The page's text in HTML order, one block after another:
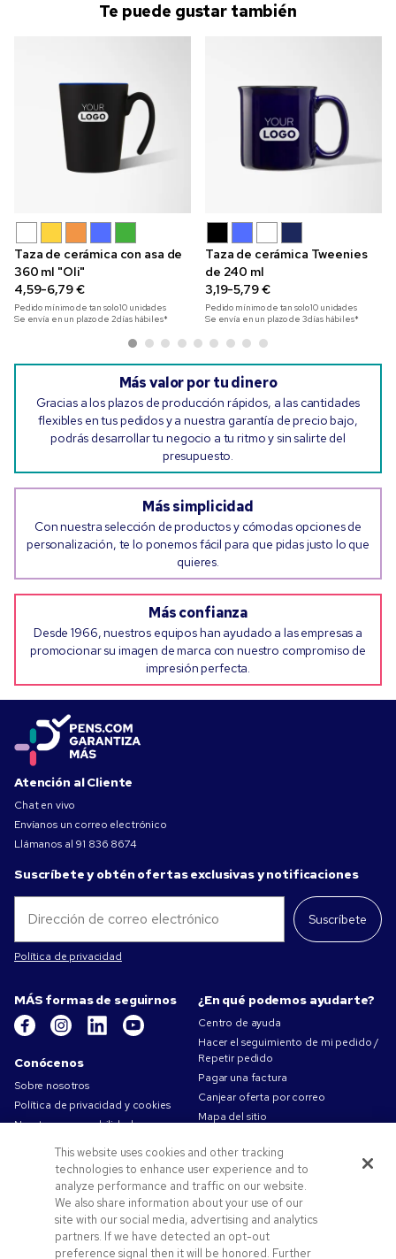
Te puede gustar también
Taza de cerámica con asa de
360 ml "Oli"
4,59-6,79 €
Pedido mínimo de tan solo10 unidades
Se envía en un plazo de 2 días hábiles*
Taza de cerámica Tweenies
de 240 ml
3,19-5,79 €
Pedido mínimo de tan solo10 unidades
Se envía en un plazo de 3 días hábiles*
Más valor por tu dinero
Gracias a los plazos de producción rápidos, a las cantidades
flexibles en tus pedidos y a nuestra garantía de precio bajo,
podrás desarrollar tu negocio a tu ritmo y sin salirte del
presupuesto.
Más simplicidad
Con nuestra selección de productos y cómodas opciones de
personalización, te lo ponemos fácil para que pidas justo lo que
quieres.
Más confianza
Desde 1966, nuestros equipos han ayudado a las empresas a
promocionar su imagen de marca con nuestro compromiso de
impresión perfecta.
Atención al Cliente
Chat en vivo
Envíanos un correo electrónico
Llámanos al 91 836 8674
Suscríbete y obtén ofertas exclusivas y notificaciones
Suscríbete
Política de privacidad
MÁS formas de seguirnos
Conócenos
Sobre nosotros
Política de privacidad y cookies
Nuestra responsabilidad
Condiciones de uso
Condiciones de Venta
Trabajar en Pens.com
Ofertas y recursos
Productos personalizados
Códigos promocionales y cupones
¿En qué podemos ayudarte?
Centro de ayuda
Hacer el seguimiento de mi pedido /
Repetir pedido
Pagar una factura
Canjear oferta por correo
Mapa del sitio
This website uses cookies and other tracking
technologies to enhance user experience and to
analyze performance and traffic on our website.
We also share information about your use of our
site with our social media, advertising and analytics
partners. If we have detected an opt-out
preference signal then it will be honored. Further